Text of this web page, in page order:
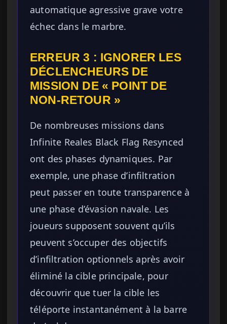
automatique agressive grave votre
échec dans le marbre.
ERREUR 3 : IGNORER LES
DÉCLENCHEURS DE
MISSION DE « POINT DE
NON-RETOUR »
De nombreuses missions dans
Infinite Reales Black Flag Resynced
ont des phases dynamiques. Par
exemple, une phase d’infiltration
peut passer en toute transparence à
une phase d’évasion navale. Les
joueurs supposent souvent qu’ils
peuvent s’occuper des objectifs
d’infiltration optionnels après avoir
éliminé la cible principale, pour
découvrir que tuer la cible les
téléporte instantanément à la barre